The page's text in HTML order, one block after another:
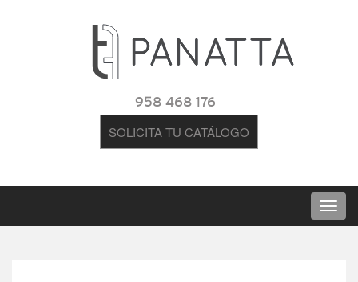
958 468 176
SOLICITA TU CATÁLOGO